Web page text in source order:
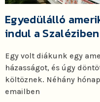
Egyedülálló
indul a Szaléziben
Egy volt diákunk egy
házasságot, és úgy
költöznek. Néhány
emailben